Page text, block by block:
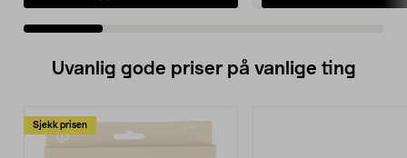
Uvanlig gode priser på vanlige ting
Sjekk prisen